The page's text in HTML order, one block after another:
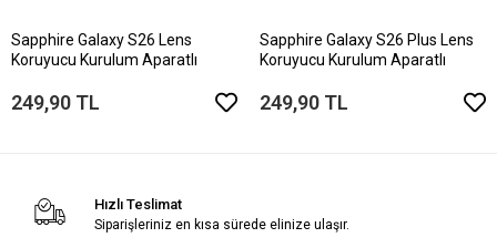
Sapphire Galaxy S26 Lens
Koruyucu Kurulum Aparatlı
249,90 TL
Sapphire Galaxy S26 Plus Lens
Koruyucu Kurulum Aparatlı
249,90 TL
Hızlı Teslimat
Siparişleriniz en kısa sürede elinize ulaşır.